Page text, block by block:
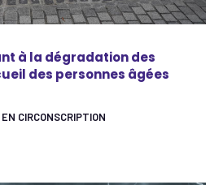
à la dégradation des
des personnes âgées
CIRCONSCRIPTION